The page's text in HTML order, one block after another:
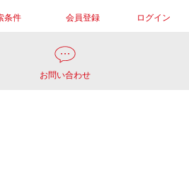
条件 会員登録 ログイン
お問い合わせ